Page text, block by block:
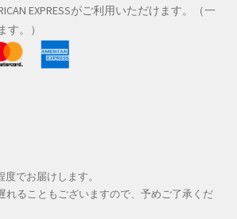
EXPRESSがご利用いただけます。（一
。）
でお届けします。
れることもございますので、予めご了承くだ